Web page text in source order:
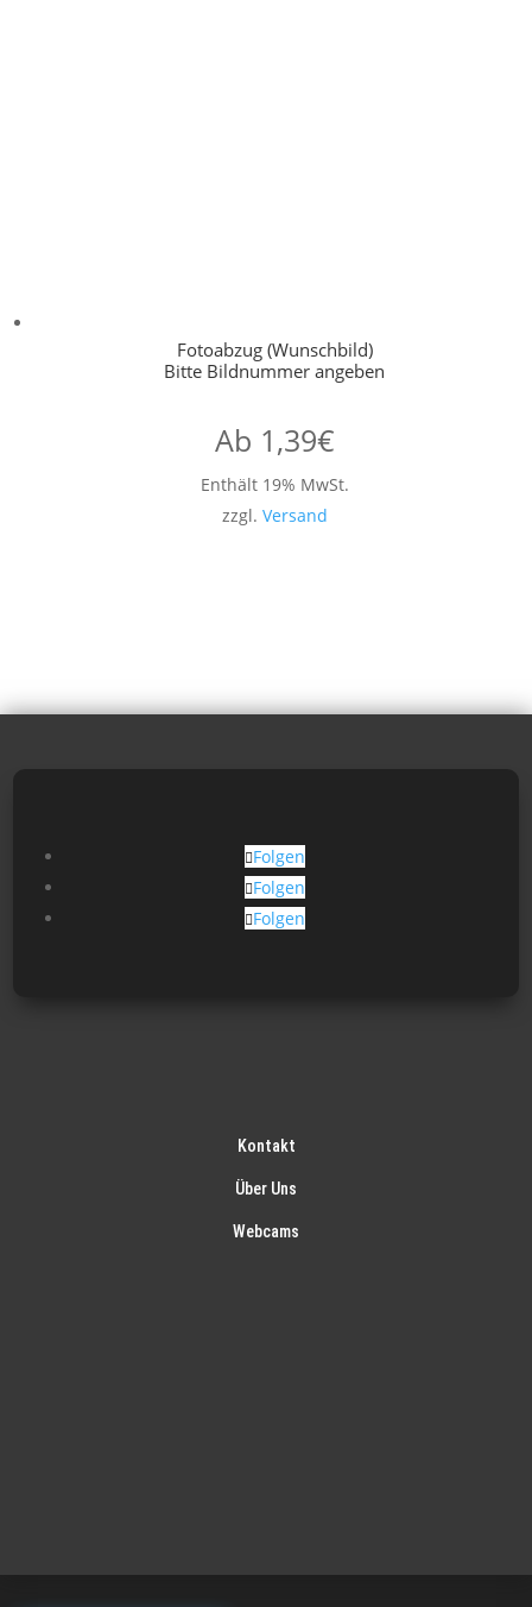
Fotoabzug (Wunschbild)
Bitte Bildnummer angeben
Ab 1,39€
Enthält 19% MwSt.
zzgl. Versand
Folgen
Folgen
Folgen
Kontakt
Über Uns
Webcams